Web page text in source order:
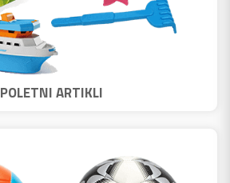
POLETNI ARTIKLI